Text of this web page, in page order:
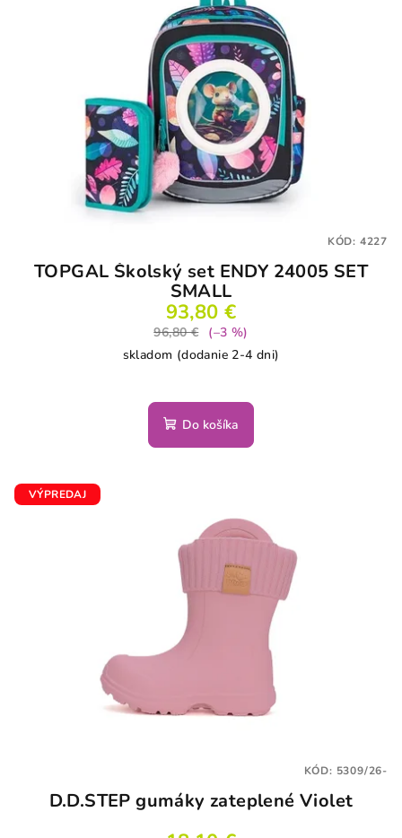
TOPGAL Školský set ENDY 24005 SET
SMALL
93,80 €
96,80 €
(–3 %)
skladom (dodanie 2-4 dni)
Do košíka
KÓD: 4227
VÝPREDAJ
D.D.STEP gumáky zateplené Violet
KÓD: 5309/26-